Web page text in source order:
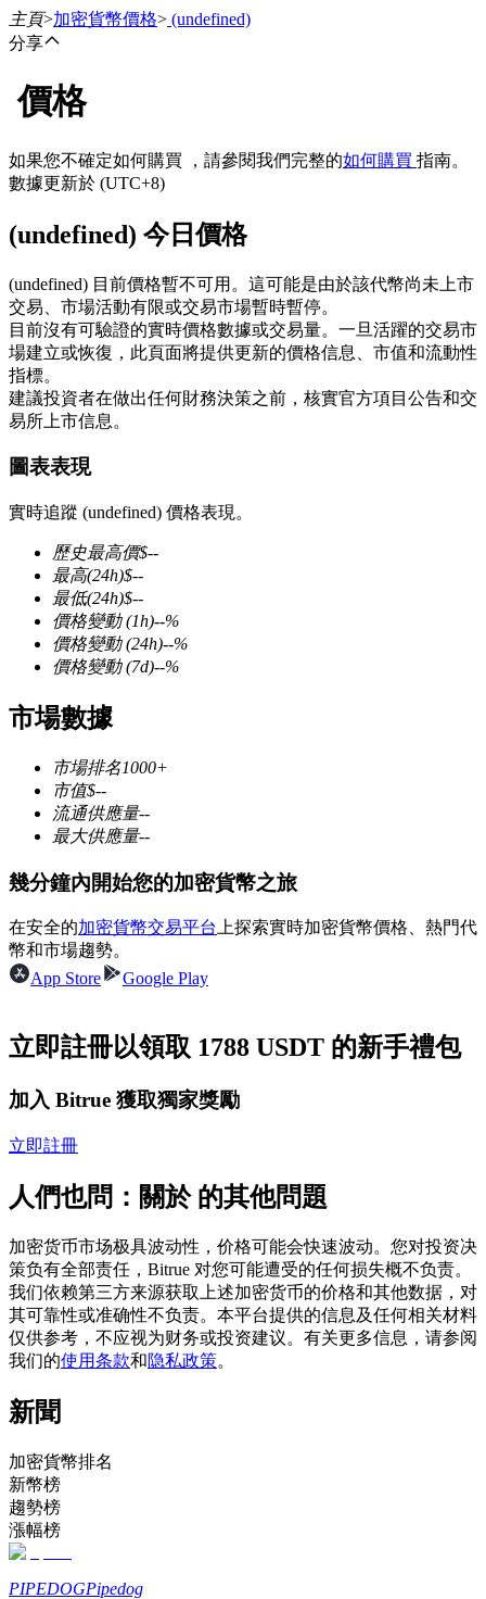
合約
USDT永續
多種以USDT結算的永續合約
幣本位永續
以數字貨幣為保證金的永續合約
TradFi
美股、外匯、貴金屬及大宗商品衍生性商品
多種以USDC結算的永續合約
跟單
與頂尖交易專家同行
成為跟單交易員
主頁>加密貨幣價格> (undefined)
分享
價格
如果您不確定如何購買 ，請參閱我們完整的如何購買 指南。
數據更新於 (UTC+8)
(undefined) 今日價格
(undefined) 目前價格暫不可用。這可能是由於該代幣尚未上市
交易、市場活動有限或交易市場暫時暫停。
目前沒有可驗證的實時價格數據或交易量。一旦活躍的交易市
場建立或恢復，此頁面將提供更新的價格信息、市值和流動性
指標。
建議投資者在做出任何財務決策之前，核實官方項目公告和交
易所上市信息。
圖表表現
實時追蹤 (undefined) 價格表現。
歷史最高價$--
最高(24h)$--
最低(24h)$--
價格變動(1h)--%
價格變動(24h)--%
價格變動(7d)--%
市場數據
市場排名1000+
市值$--
流通供應量--
最大供應量--
幾分鐘內開始您的加密貨幣之旅
在安全的加密貨幣交易平台 上探索實時加密貨幣價格、熱門代
幣和市場趨勢。
App Store
Google Play
立即註冊以領取 1788 USDT 的新手禮包
加入 Bitrue 獲取獨家獎勵
立即註冊
人們也問：關於 的其他問題
加密货币市场极具波动性，价格可能会快速波动。您对投资决
策负有全部责任，Bitrue 对您可能遭受的任何损失概不负责。
我们依赖第三方来源获取上述加密货币的价格和其他数据，对
其可靠性或准确性不负责。本平台提供的信息及任何相关材料
仅供参考，不应视为财务或投资建议。有关更多信息，请参阅
我们的使用条款和隐私政策。
新聞
加密貨幣排名
新幣榜
趨勢榜
漲幅榜
PIPEDOGPipedog